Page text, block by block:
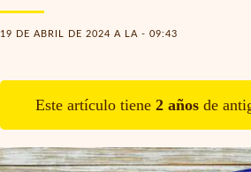
19 DE ABRIL DE 2024 A LA - 09:43
Este artículo tiene 2 años de